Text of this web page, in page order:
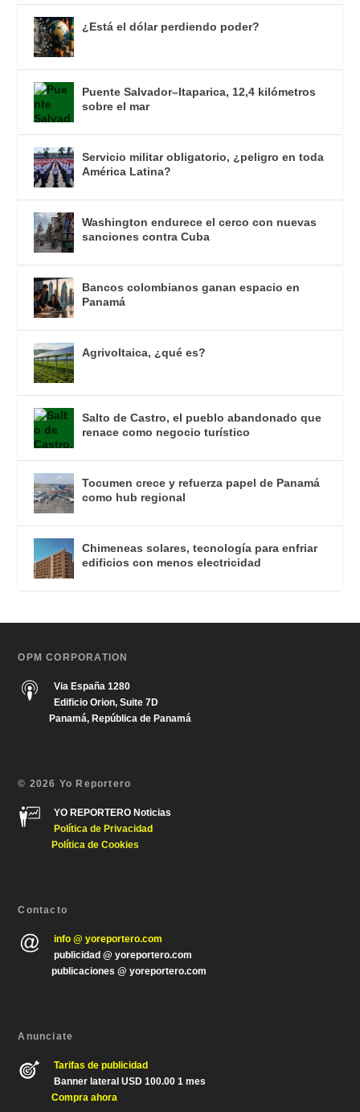
¿Está el dólar perdiendo poder?
Puente Salvador–Itaparica, 12,4 kilómetros
sobre el mar
Servicio militar obligatorio, ¿peligro en toda
América Latina?
Washington endurece el cerco con nuevas
sanciones contra Cuba
Bancos colombianos ganan espacio en
Panamá
Agrivoltaica, ¿qué es?
Salto de Castro, el pueblo abandonado que
renace como negocio turístico
Tocumen crece y refuerza papel de Panamá
como hub regional
Chimeneas solares, tecnología para enfriar
edificios con menos electricidad
OPM CORPORATION
Via España 1280
Edificio Orion, Suite 7D
Panamá, República de Panamá
© 2026 Yo Reportero
YO REPORTERO Noticias
Política de Privacidad
Política de Cookies
Contacto
info @ yoreportero.com
publicidad @ yoreportero.com
publicaciones @ yoreportero.com
Anunciate
Tarifas de publicidad
Banner lateral USD 100.00 1 mes
Compra ahora